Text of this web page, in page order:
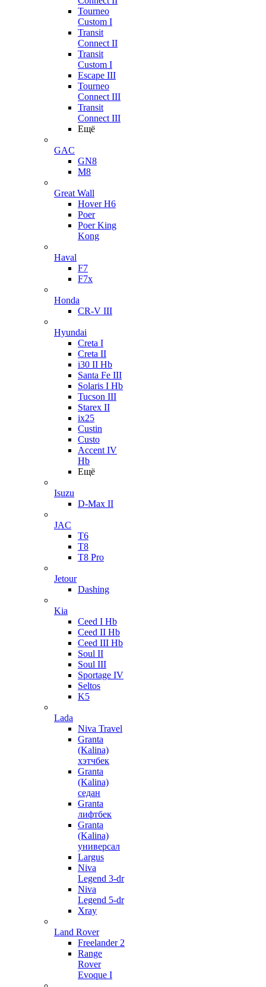
Tourneo
Custom I
Transit
Connect II
Transit
Custom I
Escape III
Tourneo
Connect III
Transit
Connect III
Ещё
GAC
GN8
M8
Great Wall
Hover H6
Poer
Poer King
Kong
Haval
F7
F7x
Honda
CR-V III
Hyundai
Creta I
Creta II
i30 II Hb
Santa Fe III
Solaris I Hb
Tucson III
Starex II
ix25
Custin
Custo
Accent IV
Hb
Ещё
Isuzu
D-Max II
JAC
T6
T8
T8 Pro
Jetour
Dashing
Kia
Ceed I Hb
Ceed II Hb
Ceed III Hb
Soul II
Soul III
Sportage IV
Seltos
K5
Lada
Niva Travel
Granta
(Kalina)
хэтчбек
Granta
(Kalina)
седан
Granta
лифтбек
Granta
(Kalina)
универсал
Largus
Niva
Legend 3-dr
Niva
Legend 5-dr
Xray
Land Rover
Freelander 2
Range
Rover
Evoque I